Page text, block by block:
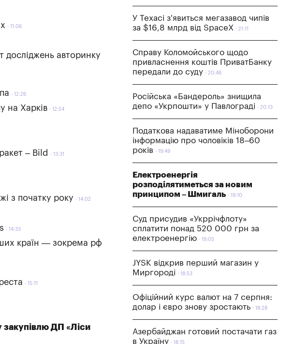
11:06
досліджень авторинку
12:26
на Харків 12:54
– Bild 13:31
з початку року 14:02
14:33
країн — зокрема рф
15:11
ДП «Ліси
У Техасі з'явиться мегазавод чипів
за $16,8 млрд від SpaceX
21:11
Справу Коломойського щодо
привласнення коштів ПриватБанку
передали до суду
20:46
Російська «Бандероль» знищила
депо «Укрпошти» у Павлограді
20:13
Податкова надаватиме Міноборони
інформацію про чоловіків 18–60
років
19:49
Електроенергія
розподілятиметься за новим
принципом – Шмигаль
19:10
Суд присудив «Укррічфлоту»
сплатити понад 520 000 грн за
електроенергію
19:05
JYSK відкрив перший магазин у
Миргороді
18:53
Офіційний курс валют на 7 серпня:
долар і євро знову зростають
18:28
Азербайджан готовий постачати газ
в Україну
18:15